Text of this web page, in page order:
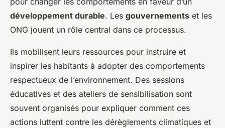
développement durable. Les gouvernements et les
ONG jouent un rôle central dans ce processus.
Ils mobilisent leurs ressources pour instruire et
inspirer les habitants à adopter des comportements
respectueux de l’environnement. Des sessions
éducatives et des ateliers de sensibilisation sont
souvent organisés pour expliquer comment ces
actions luttent contre les dérèglements climatiques et